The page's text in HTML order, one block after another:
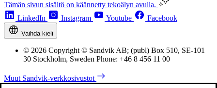
Tämän sivun sisältö on käännetty tekoälyn avulla.
LinkedIn
Instagram Youtube Facebook
Vaihda kieli
© 2026 Copyright © Sandvik AB; (publ) Box 510, SE-101
30 Stockholm, Sweden Phone: +46 8 456 11 00
Muut Sandvik-verkkosivustot